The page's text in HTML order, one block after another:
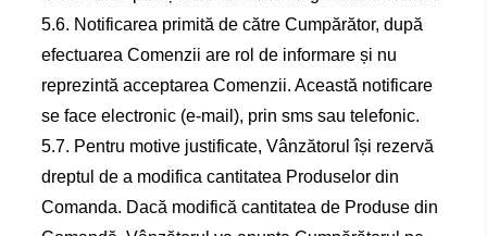
5.6. Notificarea primită de către Cumpărător, după
efectuarea Comenzii are rol de informare și nu
reprezintă acceptarea Comenzii. Această notificare
se face electronic (e-mail), prin sms sau telefonic.
5.7. Pentru motive justificate, Vânzătorul își rezervă
dreptul de a modifica cantitatea Produselor din
Comanda. Dacă modifică cantitatea de Produse din